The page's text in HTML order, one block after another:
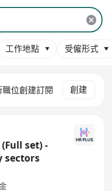
工作地點 受僱形式
位創建訂閱 創建
set) -
sectors